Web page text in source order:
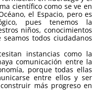
científico como se ve en
el Espacio, pero es
pues tenemos la
niños, conocimientos
todos ciudadanos
instancias como la
comunicación entre la
porque todas ellas
entre ellos y ser
más progreso en